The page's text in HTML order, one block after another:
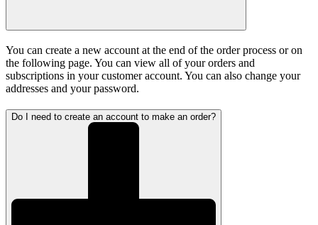
You can create a new account at the end of the order process or on
the following page. You can view all of your orders and
subscriptions in your customer account. You can also change your
addresses and your password.
Do I need to create an account to make an order?